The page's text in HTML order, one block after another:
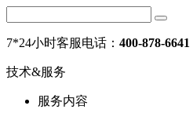
7*24小时客服电话： 400-878-6641
技术&服务
服务内容